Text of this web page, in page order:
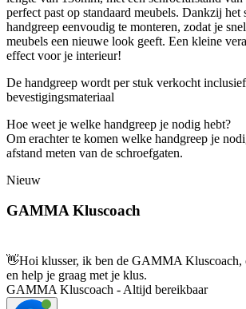
perfect past op standaard meubels. Dankzij
handgreep eenvoudig te monteren, zodat je
meubels een nieuwe look geeft. Een kleine
effect voor je interieur!
De handgreep wordt per stuk verkocht inclusief
bevestigingsmateriaal
Hoe weet je welke handgreep je nodig hebt?
Om erachter te komen welke handgreep je
afstand meten van de schroefgaten.
Nieuw
GAMMA Kluscoach
👋Hoi klusser, ik ben de GAMMA Kluscoach,
en help je graag met je klus.
GAMMA Kluscoach - Altijd bereikbaar